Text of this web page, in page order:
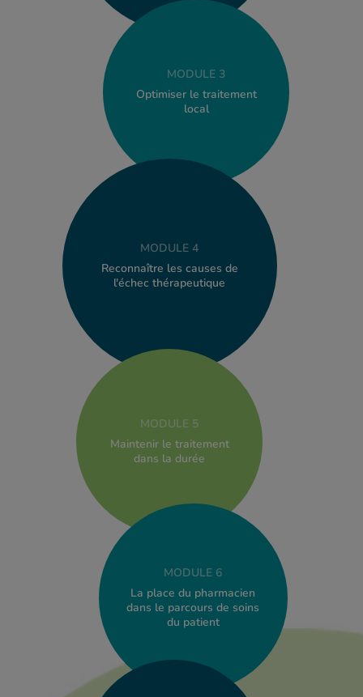
MODULE 3
Optimiser le traitement
local
MODULE 4
Reconnaître les causes de
l'échec thérapeutique
MODULE 5
Maintenir le traitement
dans la durée
MODULE 6
La place du pharmacien
dans le parcours de soins
du patient